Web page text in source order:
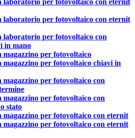
per fotovoltaico con eternit
per fotovoltaico con eternit
per fotovoltaico con
in mano
per fotovoltaico
per fotovoltaico chiavi in
per fotovoltaico con
per fotovoltaico con
stato
per fotovoltaico con eternit
per fotovoltaico con eternit